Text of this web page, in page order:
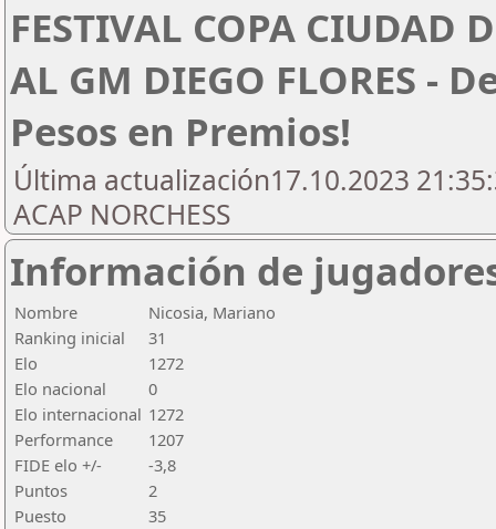
FESTIVAL COPA CIUDAD
AL GM DIEGO FLORES -
Pesos en Premios!
Última actualización17.10.2023
ACAP NORCHESS
Información de
Nombre
Nicosia, Mariano
Ranking inicial
31
Elo
1272
Elo nacional
0
Elo internacional 1272
Performance
1207
FIDE elo +/-
-3,8
Puntos
2
Puesto
35